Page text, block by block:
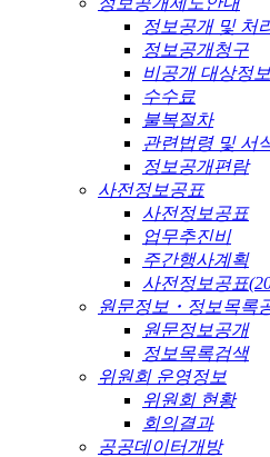
정보공개 및 처
정보공개청구
비공개 대상정
수수료
불복절차
관련법령 및 서
정보공개편람
사전정보공표
사전정보공표
업무추진비
주간행사계획
사전정보공표
원문정보・정보목록
원문정보공개
정보목록검색
위원회 운영정보
위원회 현황
회의결과
공공데이터개방